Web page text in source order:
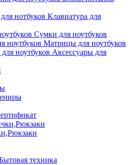
Клавиатура для
Сумки для ноутбуков
Матрицы для ноутбуков
Аксессуары для
техника